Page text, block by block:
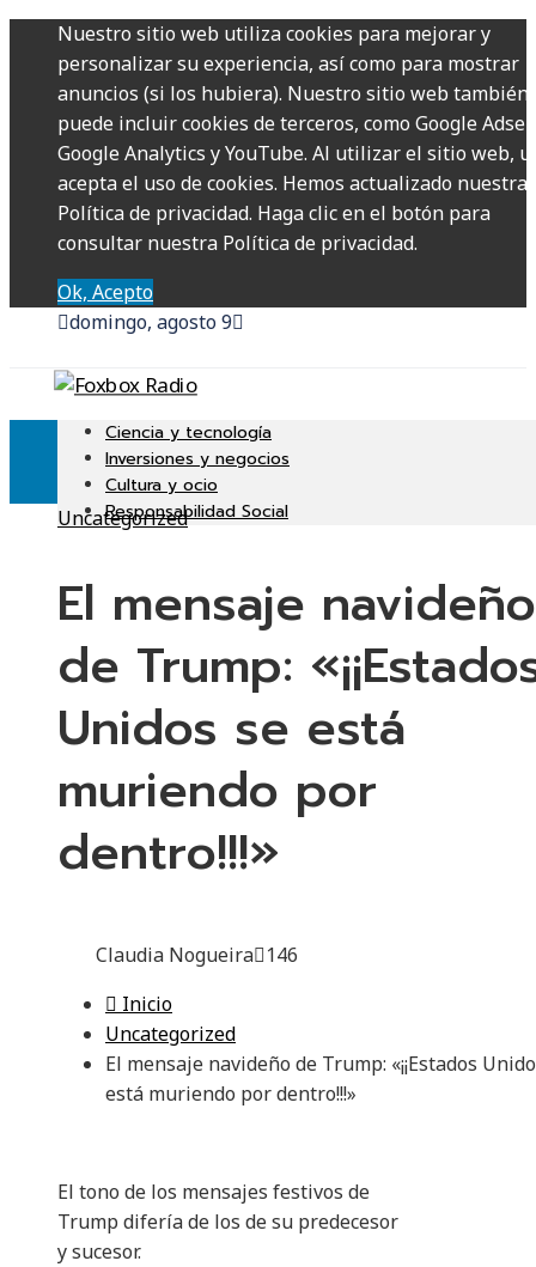
Nuestro sitio web utiliza cookies para mejorar y
personalizar su experiencia, así como para mostrar
anuncios (si los hubiera). Nuestro sitio web también
puede incluir cookies de terceros, como Google
Google Analytics y YouTube. Al utilizar el sitio web,
acepta el uso de cookies. Hemos actualizado nuestra
Política de privacidad. Haga clic en el botón para
consultar nuestra Política de privacidad.
Ok, Acepto
domingo, agosto 9
Ciencia y tecnología
Inversiones y negocios
Cultura y ocio
Responsabilidad Social
Uncategorized
El mensaje navideño
de Trump:
Unidos se está
muriendo por
dentro!!!»
Claudia Nogueira 146
Inicio
Uncategorized
El mensaje navideño de Trump: «¡¡Estados
está muriendo por dentro!!!»
El tono de los mensajes festivos de
Trump difería de los de su predecesor
y sucesor.